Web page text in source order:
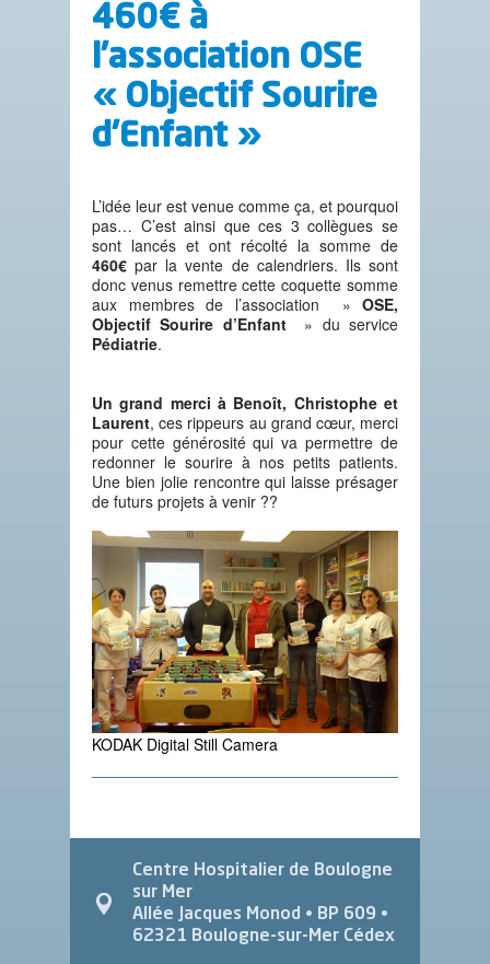
460€ à
l’association OSE
« Objectif Sourire
d’Enfant »
L’idée leur est venue comme ça, et pourquoi
pas… C’est ainsi que ces 3 collègues se
sont lancés et ont récolté la somme de
460€ par la vente de calendriers. Ils sont
donc venus remettre cette coquette somme
aux membres de l’association » OSE,
Objectif Sourire d’Enfant» du service
Pédiatrie.
Un grand merci à Benoît, Christophe et
Laurent, ces rippeurs au grand cœur, merci
pour cette générosité qui va permettre de
redonner le sourire à nos petits patients.
Une bien jolie rencontre qui laisse présager
de futurs projets à venir ??
KODAK Digital Still Camera
Centre Hospitalier de Boulogne
sur Mer
Allée Jacques Monod • BP 609 •
62321 Boulogne-sur-Mer Cédex